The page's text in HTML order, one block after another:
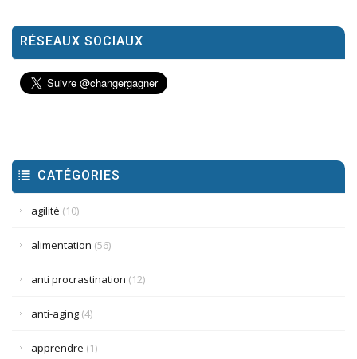
RÉSEAUX SOCIAUX
CATÉGORIES
agilité (10)
alimentation (56)
anti procrastination (12)
anti-aging (4)
apprendre (1)